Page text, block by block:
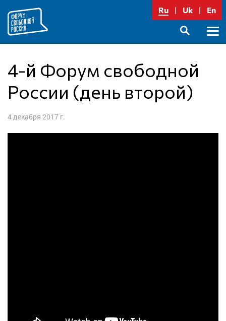
содержимому
Ru Uk En
4-й Форум свободной
России (день второй)
4 декабря 2017 г.